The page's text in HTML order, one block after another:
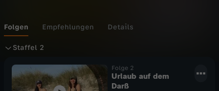
Folgen Empfehlungen Details
Staffel 2
S
Folge 2
Urlaub auf dem
Darß